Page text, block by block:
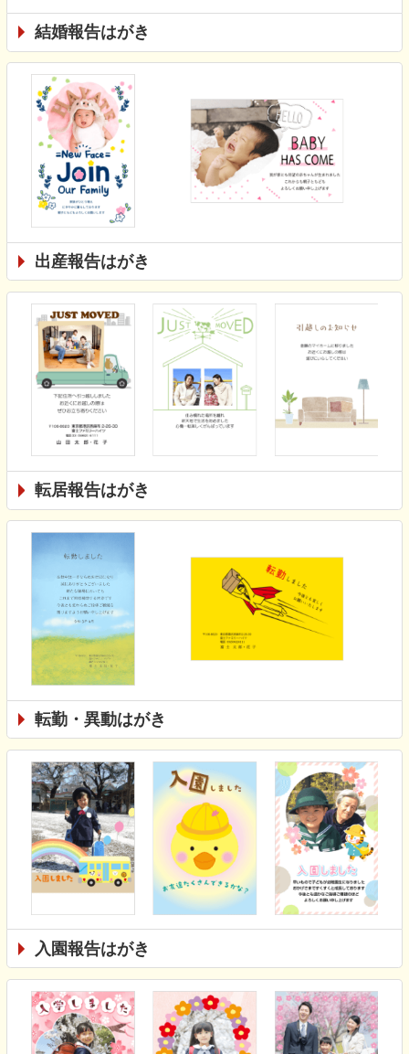
結婚報告はがき
出産報告はがき
転居報告はがき
転勤・異動はがき
入園報告はがき